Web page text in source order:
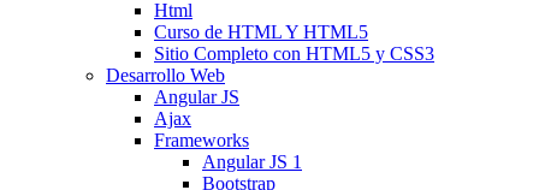
Html
Curso de HTML Y HTML5
Sitio Completo con HTML5 y CSS3
Desarrollo Web
Angular JS
Ajax
Frameworks
Angular JS 1
Bootstrap